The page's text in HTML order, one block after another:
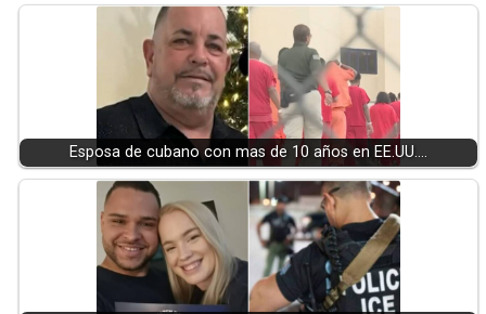
Esposa de cubano con mas de 10 años en EE.UU.…